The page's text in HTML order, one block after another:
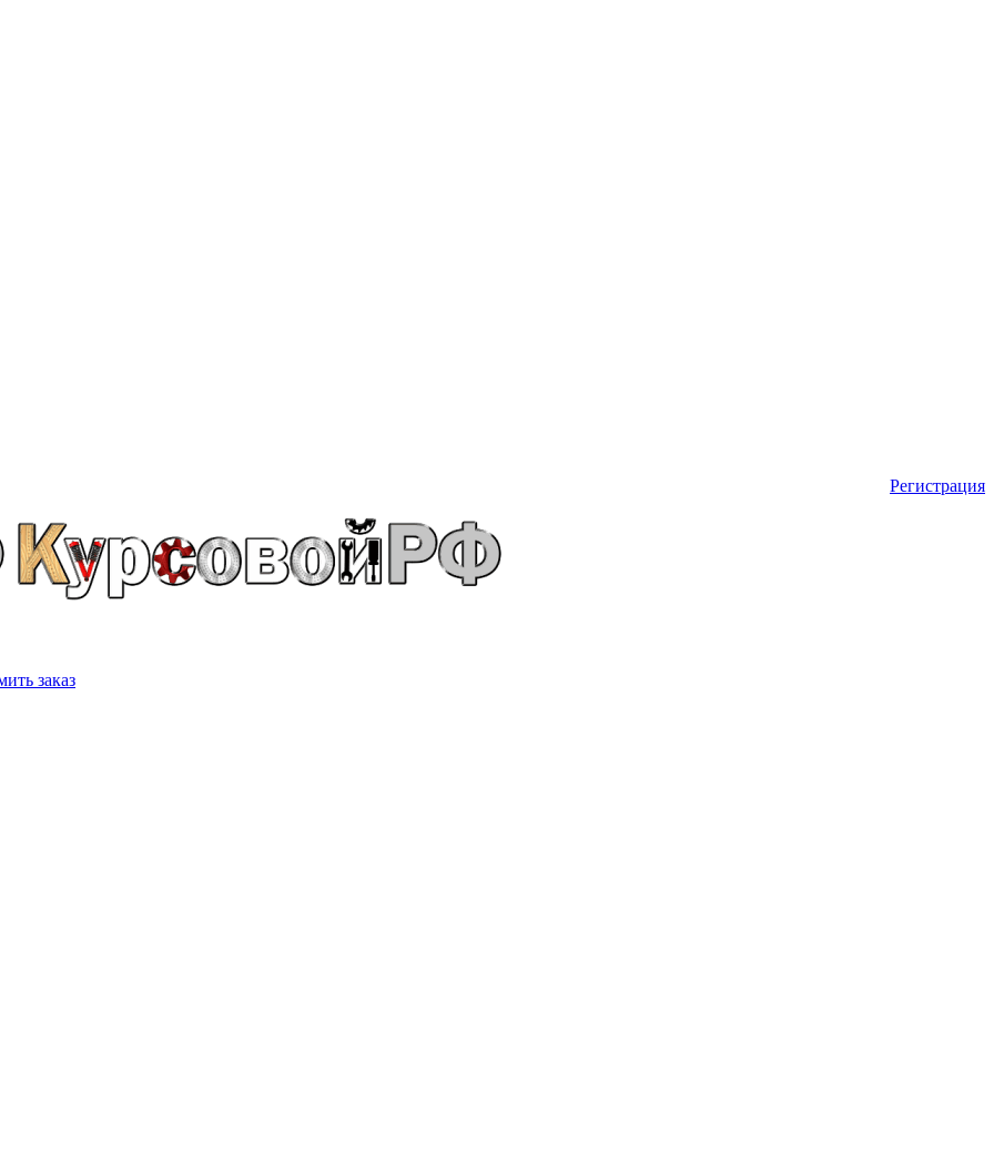
Регистрация
заказ